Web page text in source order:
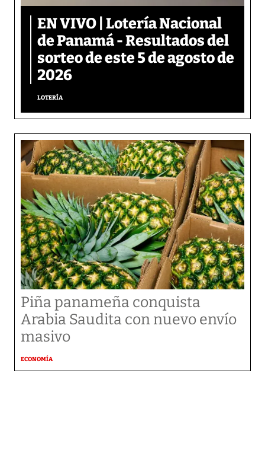
EN VIVO | Lotería Nacional
de Panamá - Resultados del
sorteo de este 5 de agosto de
2026
LOTERÍA
Piña panameña conquista
Arabia Saudita con nuevo envío
masivo
ECONOMÍA